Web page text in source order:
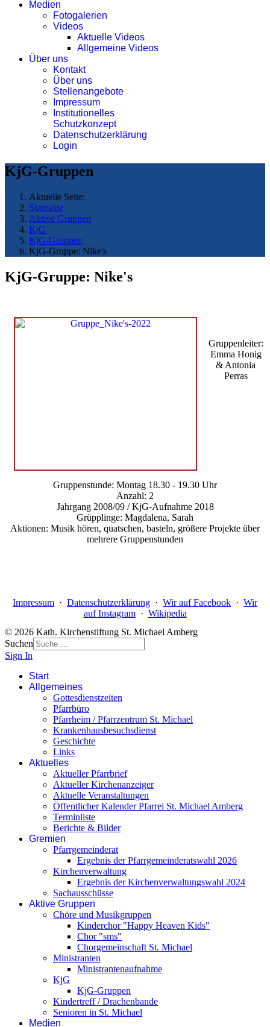
Medien
Fotogalerien
Videos
Aktuelle Videos
Allgemeine Videos
Über uns
Kontakt
Über uns
Stellenangebote
Impressum
Institutionelles
Schutzkonzept
Datenschutzerklärung
Login
KjG-Gruppen
Aktuelle Seite:
Startseite
Aktive Gruppen
KjG
KjG-Gruppen
KjG-Gruppe: Nike's
KjG-Gruppe: Nike's
Gruppenleiter:
Emma Honig
& Antonia
Perras
Gruppenstunde: Montag 18.30 - 19.30 Uhr
Anzahl: 2
Jahrgang 2008/09 / KjG-Aufnahme 2018
Grüpplinge: Magdalena, Sarah
Aktionen: Musik hören, quatschen, basteln, größere Projekte über
mehrere Gruppenstunden
Impressum · Datenschutzerklärung · Wir auf Facebook · Wir
auf Instagram· Wikipedia
© 2026 Kath. Kirchenstiftung St. Michael Amberg
Suchen
Sign In
Start
Allgemeines
Gottesdienstzeiten
Pfarrbüro
Pfarrheim / Pfarrzentrum St. Michael
Krankenhausbesuchsdienst
Geschichte
Links
Aktuelles
Aktueller Pfarrbrief
Aktueller Kirchenanzeiger
Aktuelle Veranstaltungen
Öffentlicher Kalender Pfarrei St. Michael Amberg
Terminliste
Berichte & Bilder
Gremien
Pfarrgemeinderat
Ergebnis der Pfarrgemeinderatswahl 2026
Kirchenverwaltung
Ergebnis der Kirchenverwaltungswahl 2024
Sachausschüsse
Aktive Gruppen
Chöre und Musikgruppen
Kinderchor "Happy Heaven Kids"
Chor "sms"
Chorgemeinschaft St. Michael
Ministranten
Ministrantenaufnahme
KjG
KjG-Gruppen
Kindertreff / Drachenbande
Senioren in St. Michael
Medien